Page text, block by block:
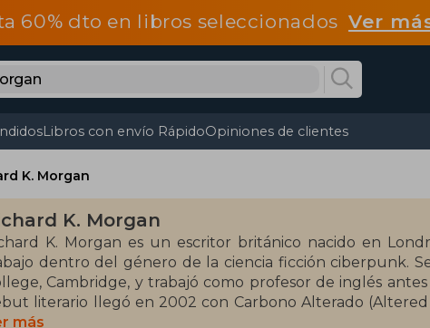
60% dto en libros seleccionadosVer
Libros con envío RápidoOpiniones de clientes
K. Morgan
K. Morgan
K. Morgan es un escritor británico nacido en
dentro del género de la ciencia ficción ciberpunk.
Cambridge, y trabajó como profesor de inglés
literario llegó en 2002 con Carbono Alterado
noir con un futuro distópico y tecnológico. Este libro,
más